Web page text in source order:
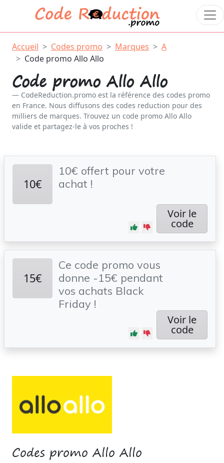
Accueil Codes promo Marques
A
Code promo Allo Allo
Code promo Allo Allo
CodeReduction.promo est la référence des codes promo
en France. Nous diffusons des codes reduction pour des
milliers de marques. Trouvez un code promo Allo Allo
valide et partagez-le à vos proches !
Codes promo Allo Allo
10€
10€ offert pour votre
achat !
Voir le
code
15€
Ce code promo vous
donne -15€ pendant
vos achats Black
Friday !
Voir le
code